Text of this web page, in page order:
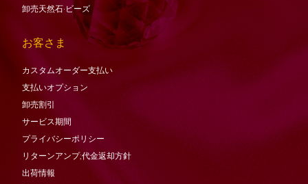
卸売天然石·ビーズ
お客さま
カスタムオーダー支払い
支払いオプション
卸売割引
サービス期間
プライバシーポリシー
リターンアンプ;代金返却方針
出荷情報